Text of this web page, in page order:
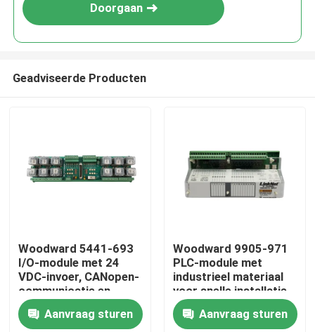
Thuis
Doorgaan
Geadviseerde Producten
Woodward 5441-693
I/O-module met 24
VDC-invoer, CANopen-
communicatie en
werkbereik van -40 °C
tot +85 °C
Aanvraag sturen
Woodward 9905-971
PLC-module met
industrieel materiaal
voor snelle installatie
en groot
temperatuurbereik
Aanvraag sturen